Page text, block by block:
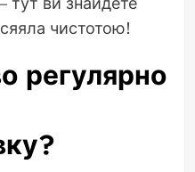
чистотою!
регулярно